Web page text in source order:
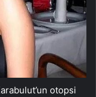
otopsi